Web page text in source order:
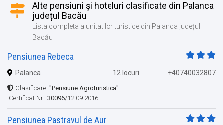
Alte pensiuni și hoteluri clasificate din Palanca
județul Bacău
Lista completa a unitatilor turistice din Palanca județul
Bacău
Pensiunea Rebeca
Palanca 12 locuri +40740032807
Clasificare: "Pensiune Agroturistica"
Certificat Nr.: 30096/12.09.2016
Pensiunea Pastravul de Aur